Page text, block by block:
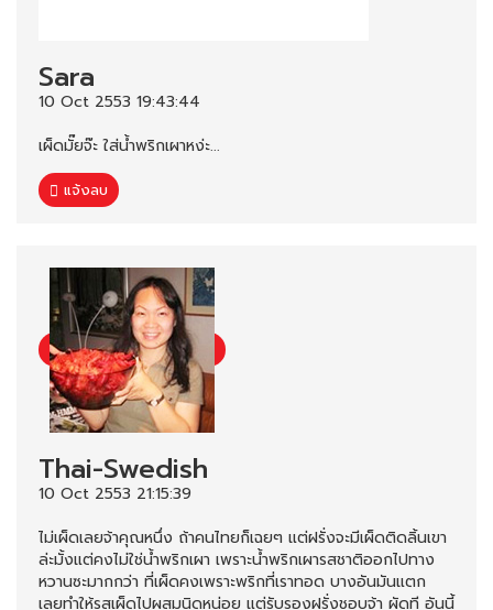
Sara
10 Oct 2553 19:43:44
เผ็ดมั๊ยจ๊ะ ใส่น้ำพริกเผาหง่ะ...
แจ้งลบ
Thai-Swedish
10 Oct 2553 21:15:39
ไม่เผ็ดเลยจ้าคุณหนึ่ง ถ้าคนไทยก็เฉยๆ แต่ฝรั่งจะมีเผ็ดติดลิ้นเขา
ล่ะมั้งแต่คงไม่ใช่น้ำพริกเผา เพราะน้ำพริกเผารสชาติออกไปทาง
หวานซะมากกว่า ที่เผ็ดคงเพราะพริกที่เราทอด บางอันมันแตก
เลยทำให้รสเผ็ดไปผสมนิดหน่อย แต่รับรองฝรั่งชอบจ้า ผัดที อันนี้